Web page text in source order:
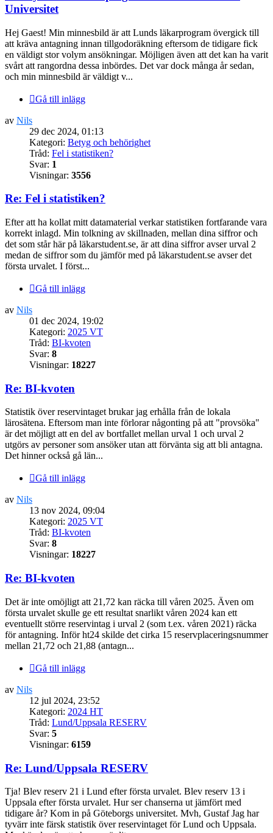
Universitet
Hej Gaest! Min minnesbild är att Lunds läkarprogram övergick till
att kräva antagning innan tillgodoräkning eftersom de tidigare fick
en väldigt stor volym ansökningar. Möjligen även att det kan ha varit
svårt att rangordna dessa inbördes. Det var dock många år sedan,
och min minnesbild är väldigt v...
Gå till inlägg
av Nils
29 dec 2024, 01:13
Kategori: Betyg och behörighet
Tråd: Fel i statistiken?
Svar: 1
Visningar: 3556
Re: Fel i statistiken?
Efter att ha kollat mitt datamaterial verkar statistiken fortfarande vara
korrekt inlagd. Min tolkning av skillnaden, mellan dina siffror och
det som står här på läkarstudent.se, är att dina siffror avser urval 2
medan de siffror som du jämför med på läkarstudent.se avser det
första urvalet. I först...
Gå till inlägg
av Nils
01 dec 2024, 19:02
Kategori: 2025 VT
Tråd: BI-kvoten
Svar: 8
Visningar: 18227
Re: BI-kvoten
Statistik över reservintaget brukar jag erhålla från de lokala
lärosätena. Eftersom man inte förlorar någonting på att "provsöka"
är det möjligt att en del av bortfallet mellan urval 1 och urval 2
utgörs av personer som ansöker utan att förvänta sig att bli antagna.
Det hinner också gå län...
Gå till inlägg
av Nils
13 nov 2024, 09:04
Kategori: 2025 VT
Tråd: BI-kvoten
Svar: 8
Visningar: 18227
Re: BI-kvoten
Det är inte omöjligt att 21,72 kan räcka till våren 2025. Även om
första urvalet skulle ge ett resultat snarlikt våren 2024 kan ett
eventuellt större reservintag i urval 2 (som t.ex. våren 2021) räcka
för antagning. Inför ht24 skilde det cirka 15 reservplaceringsnummer
mellan 21,72 och 21,88 (antagn...
Gå till inlägg
av Nils
12 jul 2024, 23:52
Kategori: 2024 HT
Tråd: Lund/Uppsala RESERV
Svar: 5
Visningar: 6159
Re: Lund/Uppsala RESERV
Tja! Blev reserv 21 i Lund efter första urvalet. Blev reserv 13 i
Uppsala efter första urvalet. Hur ser chanserna ut jämfört med
tidigare år? Kom in på Göteborgs universitet. Mvh, Gustaf Jag har
tyvärr inte färsk statistik över reservintaget för Lund och Uppsala.